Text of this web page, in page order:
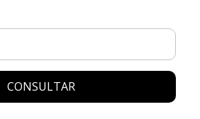
CONSULTAR